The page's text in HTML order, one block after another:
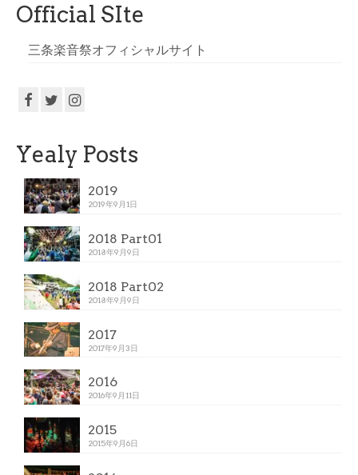
Official SIte
三条楽音祭オフィシャルサイト
Yealy Posts
2019
2019年9月1日
2018 Part01
2018年9月9日
2018 Part02
2018年9月9日
2017
2017年9月3日
2016
2016年9月11日
2015
2015年9月6日